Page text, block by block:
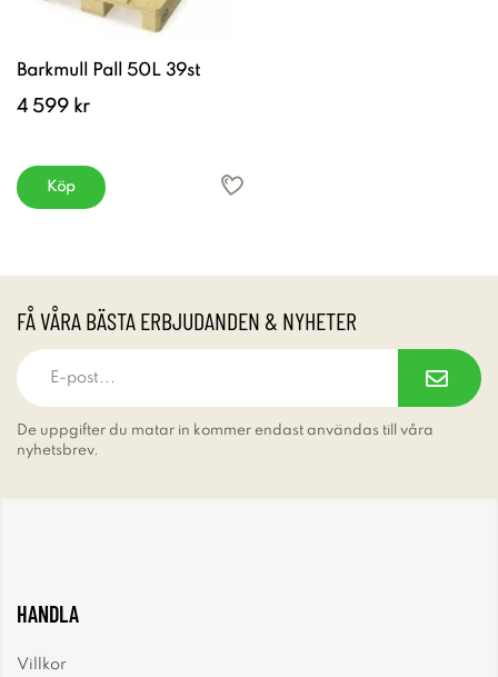
Barkmull Pall 50L 39st
4 599 kr
Köp
FÅ VÅRA BÄSTA ERBJUDANDEN & NYHETER
De uppgifter du matar in kommer endast användas till våra
nyhetsbrev.
HANDLA
Villkor